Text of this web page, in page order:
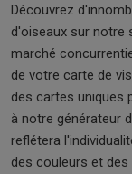
Découvrez
d'oiseaux sur notre
marché
de votre carte de
des cartes uniques
à notre générateur
reflétera
des couleurs et